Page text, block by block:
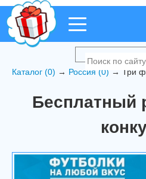
Каталог (0) → Россия (0) → Три
Бесплатный